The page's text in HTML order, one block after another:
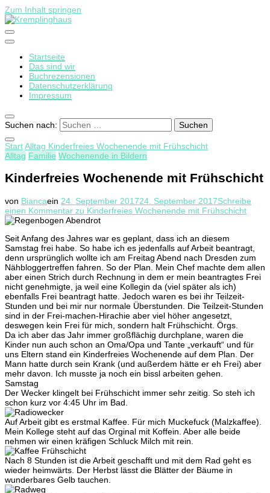
Zum Inhalt springen
Kremplinghaus
Startseite
Das sind wir
Buchrezensionen
Datenschutzerklärung
Impressum
Suchen nach:
StartAlltag Kinderfreies Wochenende mit Frühschicht
Alltag Familie Wochenende in Bildern
Kinderfreies Wochenende mit Frühschicht
von Biancaein 24. September 201724. September 2017Schreibe
einen Kommentar zu Kinderfreies Wochenende mit Frühschicht
Seit Anfang des Jahres war es geplant, dass ich an diesem
Samstag frei habe. So habe ich es jedenfalls auf Arbeit beantragt,
denn ursprünglich wollte ich am Freitag Abend nach Dresden zum
Nähbloggertreffen fahren. So der Plan. Mein Chef machte dem allen
aber einen Strich durch Rechnung in dem er mein beantragtes Frei
nicht genehmigte, ja weil eine Kollegin da (viel später als ich)
ebenfalls Frei beantragt hatte. Jedoch waren es bei ihr Teilzeit-
Stunden und bei mir nur normale Überstunden. Die Teilzeit-Stunden
sind in der Frei-machen-Hirachie aber viel höher angesetzt,
deswegen kein Frei für mich, sondern halt Frühschicht. Örgs.
Da ich aber das Jahr immer großflächig durchplane, waren die
Kinder nun auch schon an Oma/Opa und Tante „verkauft“ und für
uns Eltern stand ein Kinderfreies Wochenende auf dem Plan. Der
Mann hatte durch sein Krank (und außerdem hätte er eh Frei) aber
mehr davon. Ich musste ja noch ein bissl arbeiten gehen.
Samstag
Der Wecker klingelt bei Frühschicht immer sehr zeitig. So steh ich
schon kurz vor 4:45 Uhr im Bad.
Auf Arbeit gibt es erstmal Kaffee. Für mich Muckefuck (Malzkaffee).
Mein Kollege steht auf das Orginal mit Koffein. Aber alle beide
nehmen wir einen kräfigen Schluck Milch mit rein.
Nach 8 Stunden ist die Arbeit geschafft und mit dem Rad geht es
wieder heimwärts. Der Herbst lässt die Blätter der Bäume in
wunderbares Gelb tauchen.